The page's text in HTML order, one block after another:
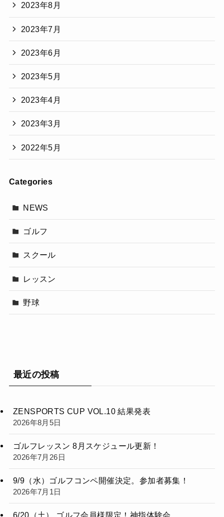
2023年8月
2023年7月
2023年6月
2023年5月
2023年4月
2023年3月
2022年5月
Categories
NEWS
ゴルフ
スクール
レッスン
野球
最近の投稿
ZENSPORTS CUP VOL.10 結果発表
2026年8月5日
ゴルフレッスン 8月スケジュール更新！
2026年7月26日
9/9（水）ゴルフコンペ開催決定。参加者募集！
2026年7月1日
6/20（土） ゴルフ会員様限定！神指体験会